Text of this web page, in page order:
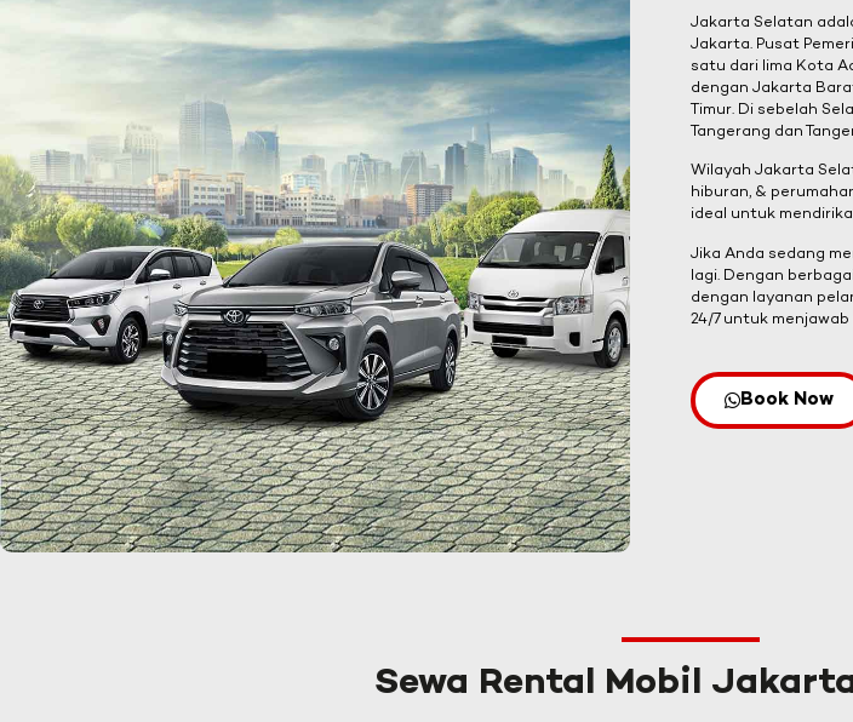
Jakarta Selatan
Jakarta. Pusat
satu dari lima Kota
dengan Jakarta
Timur. Di sebelah
Tangerang dan
Wilayah Jakarta
hiburan, &
ideal untuk
Jika Anda sedang
lagi. Dengan
dengan layanan
24/7 untuk
Book Now
Sewa Rental Mobil